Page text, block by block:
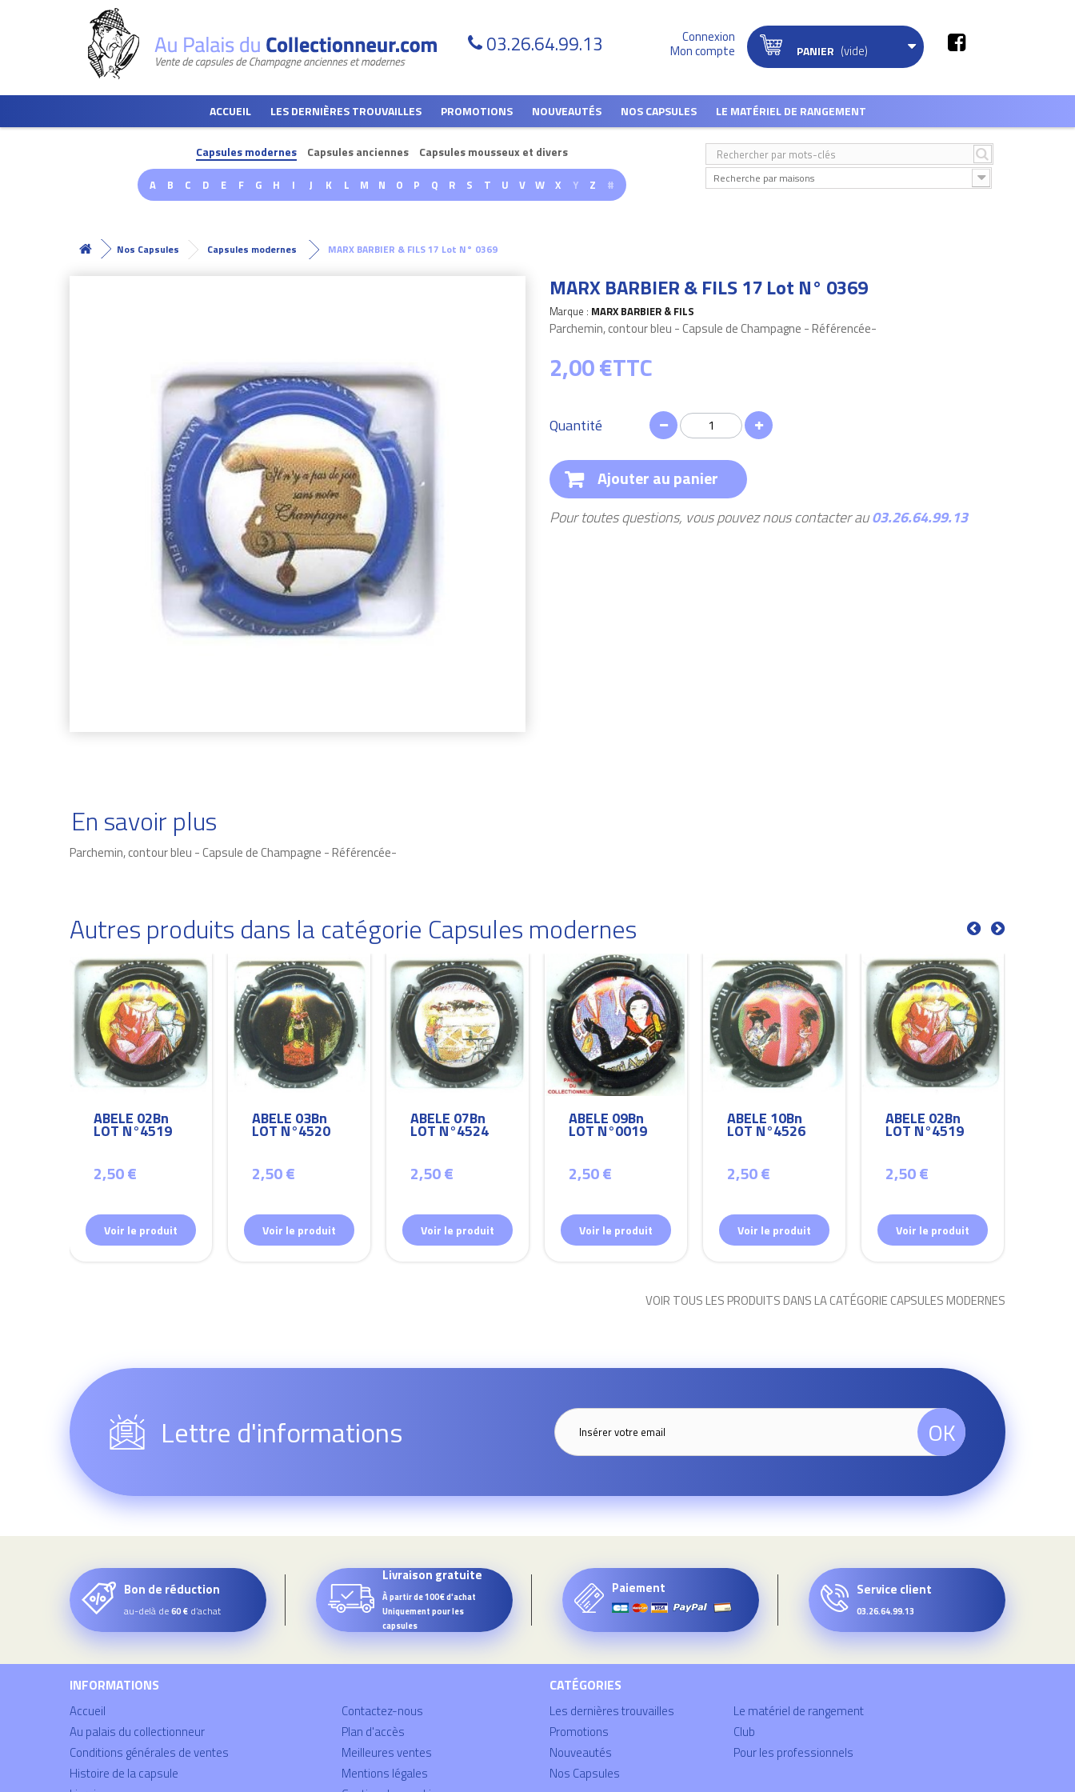
03.26.64.99.13 Connexion
Mon compte PANIER (vide)
ACCUEIL LES DERNIÈRES TROUVAILLES PROMOTIONS NOUVEAUTÉS NOS CAPSULES LE MATÉRIEL DE RANGEMENT
Capsules modernes Capsules anciennes Capsules mousseux et divers
A B C D E F G H I J K L M N O P Q R S T U V W X Y Z # Recherche par maisons
Nos Capsules Capsules modernes MARX BARBIER & FILS 17 Lot N° 0369
MARX BARBIER & FILS 17 Lot N° 0369
Marque : MARX BARBIER & FILS
Parchemin, contour bleu - Capsule de Champagne - Référencée-
2,00 €TTC
Quantité
Ajouter au panier
Pour toutes questions, vous pouvez nous contacter au03.26.64.99.13
En savoir plus
Parchemin, contour bleu - Capsule de Champagne - Référencée-
Autres produits dans la catégorie Capsules modernes
ABELE 02Bn
LOT N°4519
2,50 €
Voir le produit
ABELE 03Bn
LOT N°4520
2,50 €
Voir le produit
ABELE 07Bn
LOT N°4524
2,50 €
Voir le produit
ABELE 09Bn
LOT N°0019
2,50 €
Voir le produit
ABELE 10Bn
LOT N°4526
2,50 €
Voir le produit
ABELE 02Bn
LOT N°4519
2,50 €
Voir le produit
VOIR TOUS LES PRODUITS DANS LA CATÉGORIE CAPSULES MODERNES
Lettre d'informations OK
Bon de réduction
au-delà de60 € d’achat
Livraison gratuite
À partir de 100€ d'achat
Uniquement pour les
capsules
Paiement Service client
03.26.64.99.13
INFORMATIONS
Accueil
Au palais du collectionneur
Conditions générales de ventes
Histoire de la capsule
Contactez-nous
Plan d'accès
Meilleures ventes
Mentions légales
CATÉGORIES
Les dernières trouvailles
Promotions
Nouveautés
Nos Capsules
Le matériel de rangement
Club
Pour les professionnels